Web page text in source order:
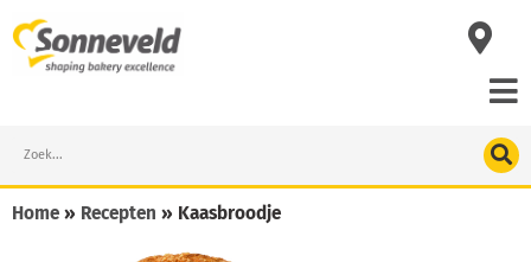
to
content
Search
Home » Recepten » Kaasbroodje